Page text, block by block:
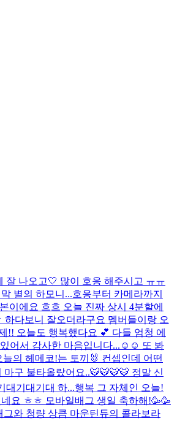
잘 나오고🤍 많이 호응 해주시고 ㅠㅠ
별의 하모니...호응부터 카메라까지
이에요 흐흐 오늘 진짜 상시 4분할에
다보니 잘오더라구요 멤버들이랑 오
!! 오늘도 행복했다요 💕 다들 엄청 에
있어서 감사한 마음입니다...☺️☺️ 또 봐
의 헤메코!는 토끼🐰 컨셉인데 어떤
구 불타올랐어요..🐯🐯🐯🐯 정말 신
대기대기대 하...행복 그 자체인 오늘!
요 ㅎㅎ 모바일배그 생일 축하해!🥳🥳
와 청량 상큼 마운틴듀의 콜라보라